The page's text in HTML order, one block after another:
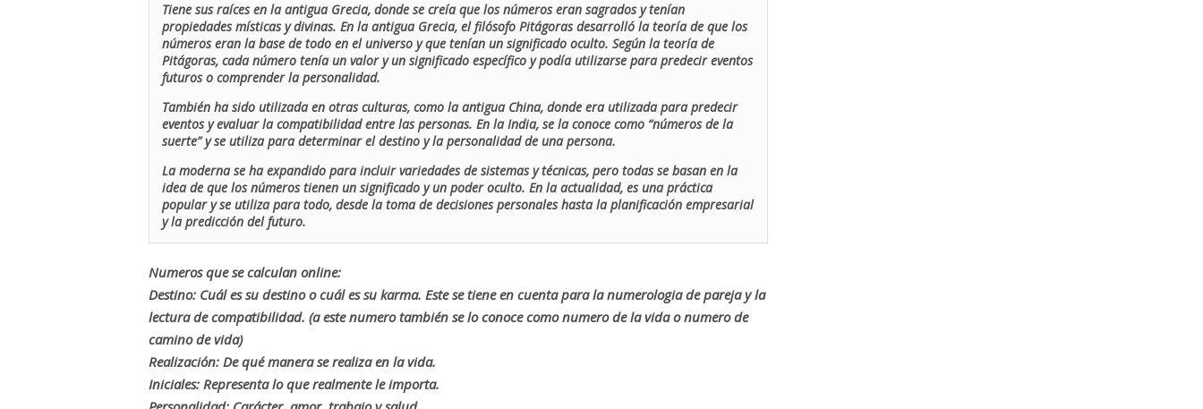
Tiene sus raíces en la antigua Grecia, donde se creía que los números eran sagrados y tenían
propiedades místicas y divinas. En la antigua Grecia, el filósofo Pitágoras desarrolló la teoría de que los
números eran la base de todo en el universo y que tenían un significado oculto. Según la teoría de
Pitágoras, cada número tenía un valor y un significado específico y podía utilizarse para predecir eventos
futuros o comprender la personalidad.
También ha sido utilizada en otras culturas, como la antigua China, donde era utilizada para predecir
eventos y evaluar la compatibilidad entre las personas. En la India, se la conoce como “números de la
suerte” y se utiliza para determinar el destino y la personalidad de una persona.
La moderna se ha expandido para incluir variedades de sistemas y técnicas, pero todas se basan en la
idea de que los números tienen un significado y un poder oculto. En la actualidad, es una práctica
popular y se utiliza para todo, desde la toma de decisiones personales hasta la planificación empresarial
y la predicción del futuro.
Numeros que se calculan online:
Destino: Cuál es su destino o cuál es su karma. Este se tiene en cuenta para la numerologia de pareja y la
lectura de compatibilidad. (a este numero también se lo conoce como numero de la vida o numero de
camino de vida)
Realización: De qué manera se realiza en la vida.
Iniciales: Representa lo que realmente le importa.